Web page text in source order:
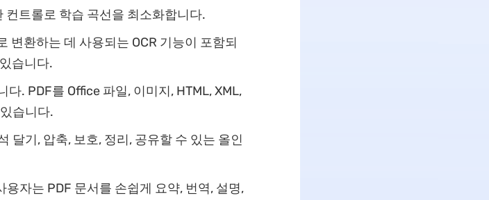
트롤로 학습 곡선을 최소화합니다.
변환하는 데 사용되는 OCR 기능이 포함되
습니다.
. PDF를 Office 파일, 이미지, HTML, XML,
습니다.
달기, 압축, 보호, 정리, 공유할 수 있는 올인
용자는 PDF 문서를 손쉽게 요약, 번역, 설명,